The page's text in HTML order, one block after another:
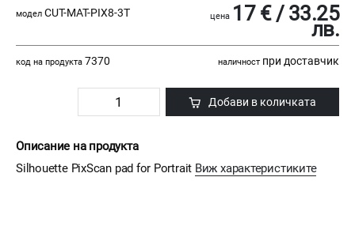
модел CUT-MAT-PIX8-3T цена 17 € / 33.25
лв.
код на продукта 7370 наличност при доставчик
Добави в количката
Описание на продукта
Silhouette PixScan pad for Portrait Виж характеристиките